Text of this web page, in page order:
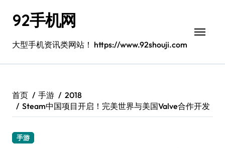
92手机网
大型手机资讯类网站！ https://www.92shouji.com
首页 手游
2018
Steam中国项目开启！完美世界与美国Valve合作开发
手游